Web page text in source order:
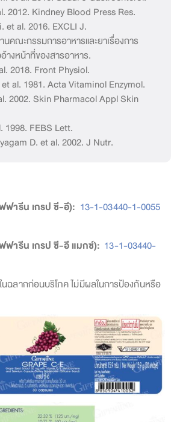
2012. Kindney Blood Press Res.
et al. 2016. EXCLI J.
นคณะกรรมการอาหารและยาเรื่องการ
างหน้าที่ของสารอาหาร.
2018. Front Physiol.
al. 1981. Acta Vitaminol Enzymol.
2002. Skin Pharmacol Appl Skin
1998. FEBS Lett.
D. et al. 2002. J Nutr.
ฟารีน เกรป ซี-อี): 13-1-03440-1-0055
ฟารีน เกรป ซี-อี แมกซ์): 13-1-03440-
นฉลากก่อนบริโภค ไม่มีผลในการป้องกันหรือ